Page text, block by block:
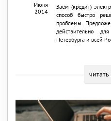
Июня
2014
Заём (кредит)
способ быстро
проблемы.
действительно
Петербурга и всей